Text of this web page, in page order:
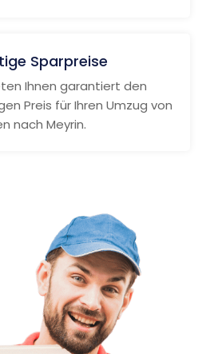
Sparpreise
Ihnen garantiert den
Preis für Ihren Umzug von
nach Meyrin.